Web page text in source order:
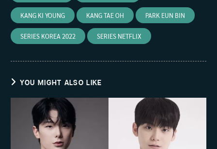
KANG KI YOUNG KANG TAE OH PARK EUN BIN
SERIES KOREA 2022 SERIES NETFLIX
YOU MIGHT ALSO LIKE